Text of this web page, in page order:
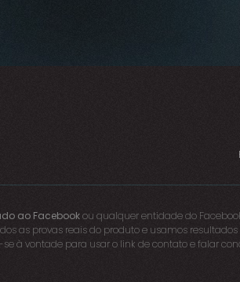
ao Facebookou qualquer entidade do
as provas reais do produto e usamos
à vontade para usar o link de contato e falar